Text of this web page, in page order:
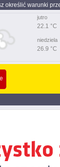
określić warunki
jutro
22.1 °C
niedziela
26.9 °C